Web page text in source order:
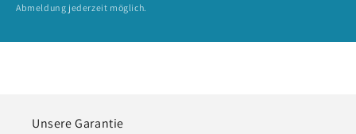
Abmeldung jederzeit möglich.
Unsere Garantie